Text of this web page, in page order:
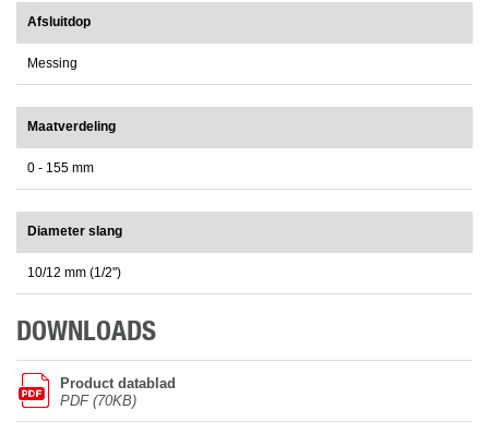
Afsluitdop
Messing
Maatverdeling
0 - 155 mm
Diameter slang
10/12 mm (1/2")
DOWNLOADS
Product datablad
PDF (70KB)